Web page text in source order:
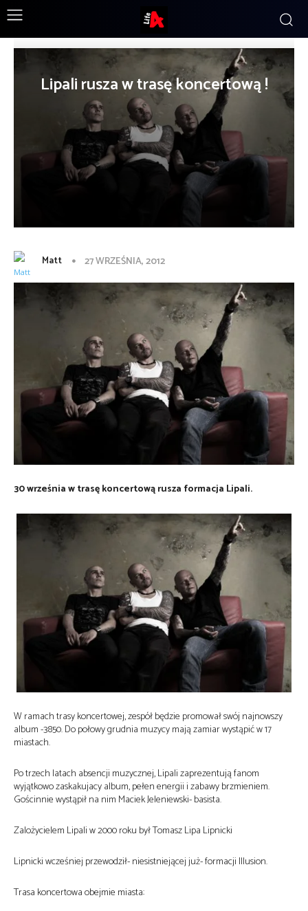
Lipali rusza w trasę koncertową !
Matt 27 WRZEŚNIA, 2012
30 września w trasę koncertową rusza formacja Lipali.
W ramach trasy koncertowej, zespół będzie promował swój najnowszy
album -3850. Do połowy grudnia muzycy mają zamiar wystąpić w 17
miastach.
Po trzech latach absencji muzycznej, Lipali zaprezentują fanom
wyjątkowo zaskakujacy album, pełen energii i zabawy brzmieniem.
Gościnnie wystąpił na nim Maciek Jeleniewski- basista.
Zalożycielem Lipali w 2000 roku był Tomasz Lipa Lipnicki
Lipnicki wcześniej przewodził- niesistniejącej już- formacji Illusion.
Trasa koncertowa obejmie miasta: